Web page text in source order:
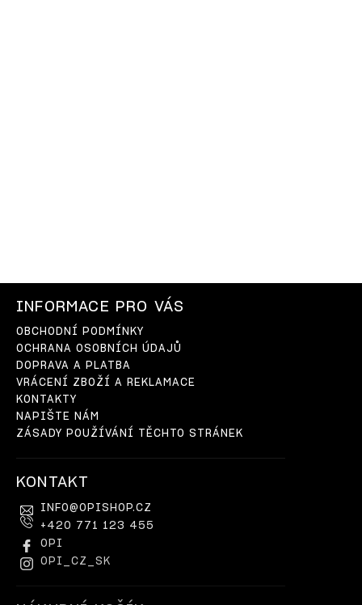
INFORMACE PRO VÁS
OBCHODNÍ PODMÍNKY
OCHRANA OSOBNÍCH ÚDAJŮ
DOPRAVA A PLATBA
VRÁCENÍ ZBOŽÍ A REKLAMACE
KONTAKTY
NAPIŠTE NÁM
ZÁSADY POUŽÍVÁNÍ TĚCHTO STRÁNEK
KONTAKT
INFO@OPISHOP.CZ
+420 771 123 455
OPI
OPI_CZ_SK